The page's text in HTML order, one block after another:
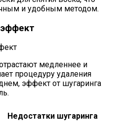
и удобным методом.
медленнее и
процедуру удаления
эффект от шугаринга
Недостатки шугаринга